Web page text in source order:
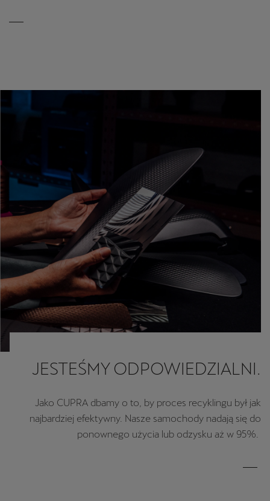
JESTEŚMY ODPOWIEDZIALNI.
Jako CUPRA dbamy o to, by proces recyklingu był jak
najbardziej efektywny. Nasze samochody nadają się do
ponownego użycia lub odzysku aż w 95%.